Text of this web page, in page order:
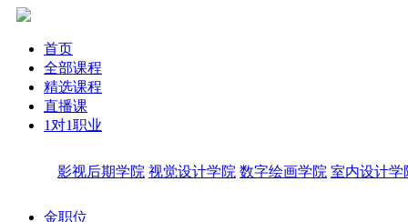
首页
全部课程
精选课程
直播课
1对1职业
影视后期学院 视觉设计学院 数字绘画学院 室内设计学
金职位